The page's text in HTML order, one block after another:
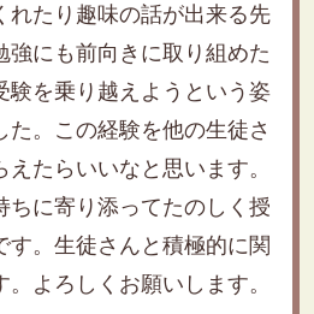
れたり趣味の話が出来る先
強にも前向きに取り組めた
験を乗り越えようという姿
た。この経験を他の生徒さ
たらいいなと思います。
ちに寄り添ってたのしく授
す。生徒さんと積極的に関
よろしくお願いします。